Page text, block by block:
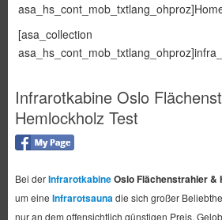
[asa_collection
Infrarotkabine Oslo
Hemlockholz Test
Bei derInfrarotkabineOslo Flächenstrahler &
um eine Infrarotsauna die sich großer
nur an dem offensichtlich günstigen Preis.